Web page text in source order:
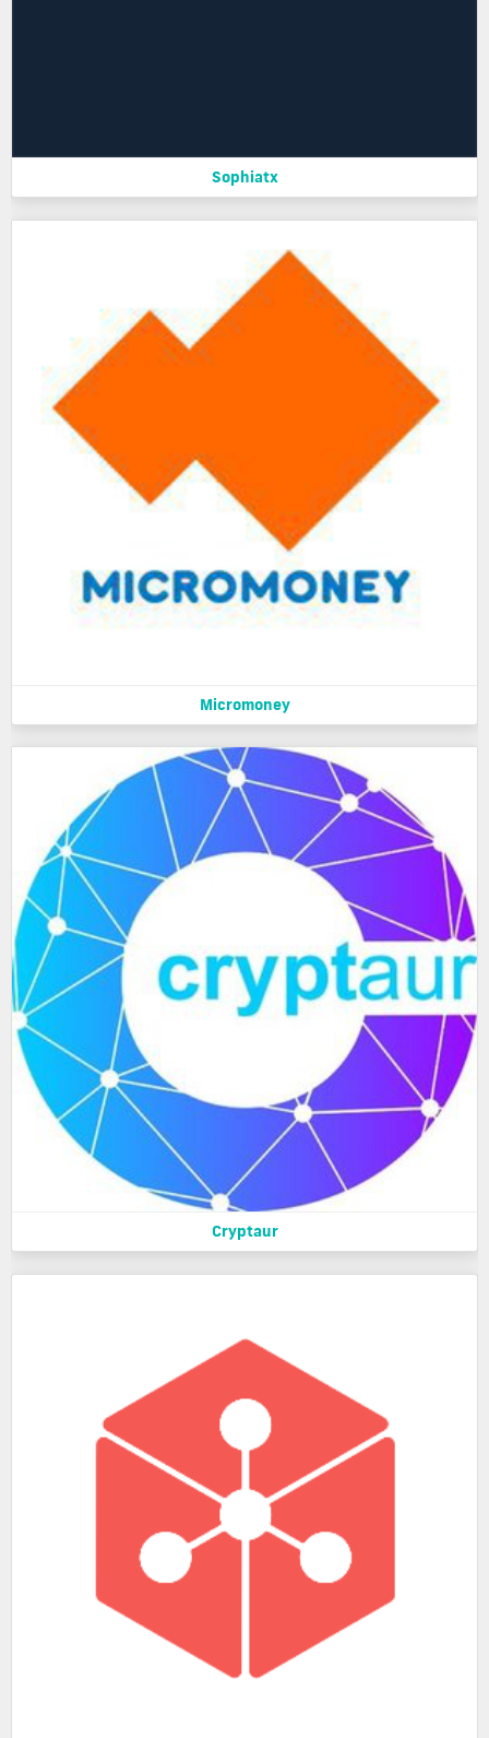
Sophiatx
Micromoney
Cryptaur